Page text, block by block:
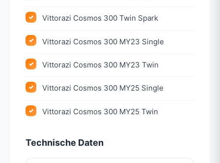
Vittorazi Cosmos 300 Twin Spark
Vittorazi Cosmos 300 MY23 Single
Vittorazi Cosmos 300 MY23 Twin
Vittorazi Cosmos 300 MY25 Single
Vittorazi Cosmos 300 MY25 Twin
Technische Daten